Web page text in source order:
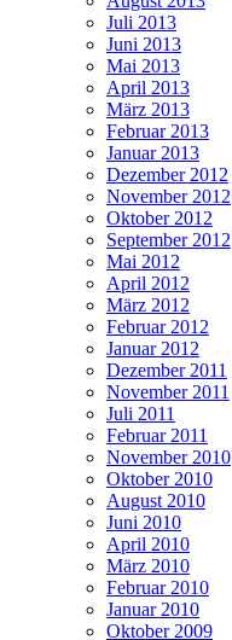
Juli 2013
Juni 2013
Mai 2013
April 2013
März 2013
Februar 2013
Januar 2013
Dezember 2012
November 2012
Oktober 2012
September 2012
Mai 2012
April 2012
März 2012
Februar 2012
Januar 2012
Dezember 2011
November 2011
Juli 2011
Februar 2011
November 2010
Oktober 2010
August 2010
Juni 2010
April 2010
März 2010
Februar 2010
Januar 2010
Oktober 2009